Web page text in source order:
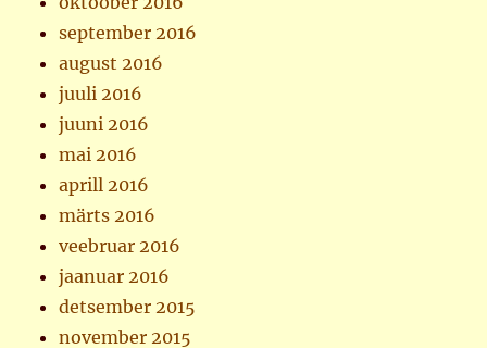
september 2016
august 2016
juuli 2016
juuni 2016
mai 2016
aprill 2016
märts 2016
veebruar 2016
jaanuar 2016
detsember 2015
november 2015